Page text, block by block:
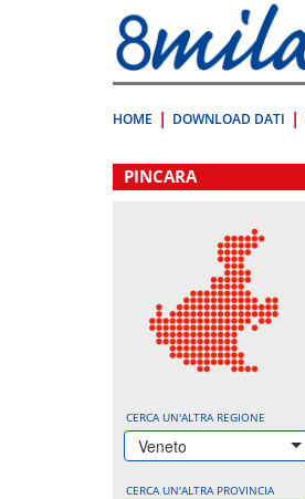
direttamente
a:
Contenuto
HOME DOWNLOAD DATI
.
PINCARA
CERCA UN'ALTRA REGIONE
Veneto
CERCA UN'ALTRA PROVINCIA